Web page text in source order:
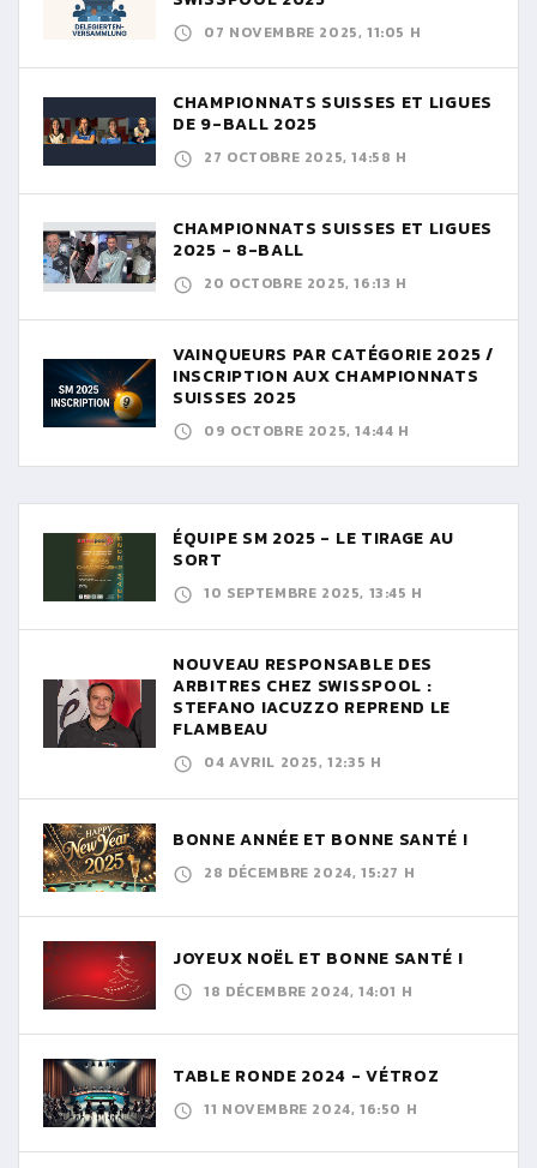
07 NOVEMBRE 2025, 11:05 H
CHAMPIONNATS SUISSES ET LIGUES
DE 9-BALL 2025
27 OCTOBRE 2025, 14:58 H
CHAMPIONNATS SUISSES ET LIGUES
2025 - 8-BALL
20 OCTOBRE 2025, 16:13 H
VAINQUEURS PAR CATÉGORIE 2025 /
INSCRIPTION AUX CHAMPIONNATS
SUISSES 2025
09 OCTOBRE 2025, 14:44 H
ÉQUIPE SM 2025 - LE TIRAGE AU
SORT
10 SEPTEMBRE 2025, 13:45 H
NOUVEAU RESPONSABLE DES
ARBITRES CHEZ SWISSPOOL :
STEFANO IACUZZO REPREND LE
FLAMBEAU
04 AVRIL 2025, 12:35 H
BONNE ANNÉE ET BONNE SANTÉ !
28 DÉCEMBRE 2024, 15:27 H
JOYEUX NOËL ET BONNE SANTÉ !
18 DÉCEMBRE 2024, 14:01 H
TABLE RONDE 2024 - VÉTROZ
11 NOVEMBRE 2024, 16:50 H